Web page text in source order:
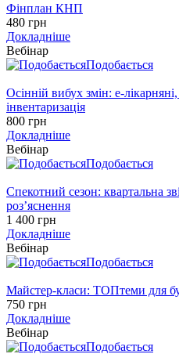
Фінплан КНП
480 грн
Докладніше
Вебінар
Подобається
Осінній вибух змін: е-
інвентаризація
800 грн
Докладніше
Вебінар
Подобається
Спекотний сезон: квартальна
роз’яснення
1 400 грн
Докладніше
Вебінар
Подобається
Майстер-класи: ТОПтеми для
750 грн
Докладніше
Вебінар
Подобається